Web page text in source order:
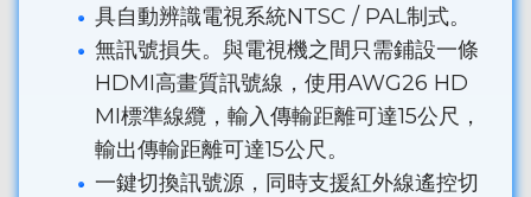
具自動辨識電視系統NTSC / PAL制式。
無訊號損失。與電視機之間只需鋪設一條
HDMI高畫質訊號線，使用AWG26 HD
MI標準線纜，輸入傳輸距離可達15公尺，
輸出傳輸距離可達15公尺。
一鍵切換訊號源，同時支援紅外線遙控切